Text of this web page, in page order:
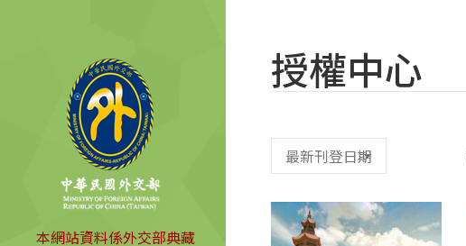
本網站資料係外交部典藏
授權中心